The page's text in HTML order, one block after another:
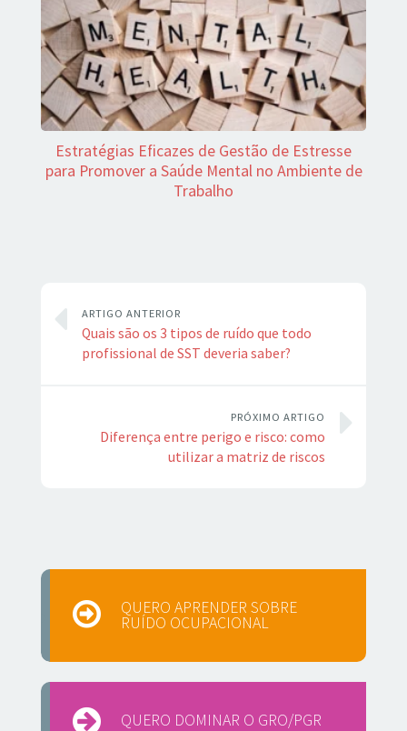
Estratégias Eficazes de Gestão de Estresse
para Promover a Saúde Mental no Ambiente de
Trabalho
ARTIGO ANTERIOR
Quais são os 3 tipos de ruído que todo
profissional de SST deveria saber?
PRÓXIMO ARTIGO
Diferença entre perigo e risco: como
utilizar a matriz de riscos
QUERO APRENDER SOBRE
RUÍDO OCUPACIONAL
QUERO DOMINAR O GRO/PGR